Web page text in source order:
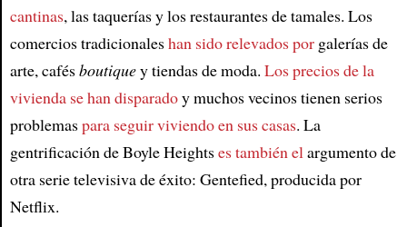
cantinas, las taquerías y los restaurantes de tamales. Los
comercios tradicionaleshan sido relevados porgalerías de
arte, cafésboutiquey tiendas de moda. Los precios de la
vivienda se han disparadoy muchos vecinos tienen serios
problemaspara seguir viviendo en sus casas. La
gentrificación de Boyle Heightses también elargumento de
otra serie televisiva de éxito: Gentefied, producida por
Netflix.